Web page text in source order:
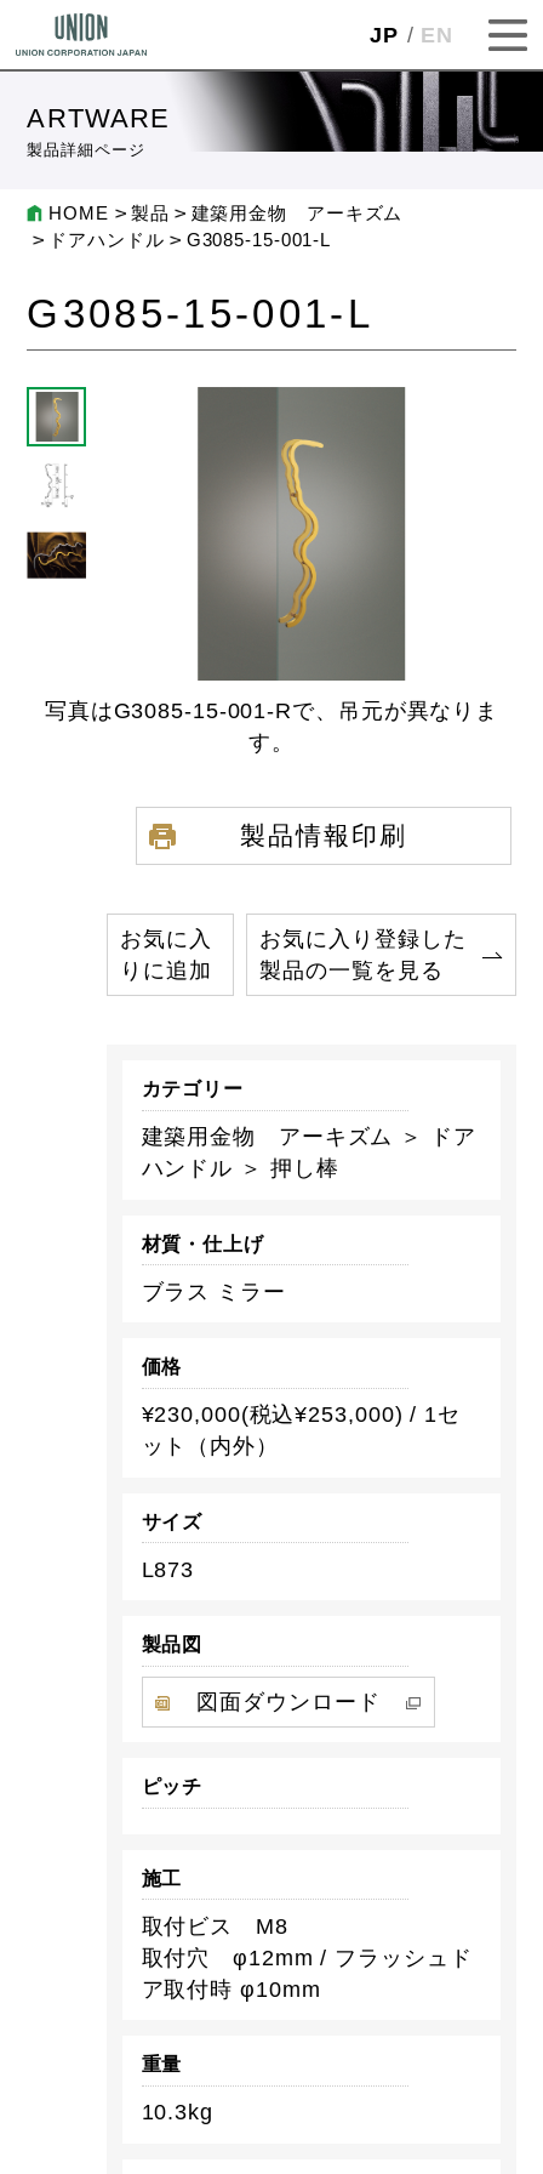
JP EN
ARTWARE
製品詳細ページ
HOME 製品
建築用金物 アーキズム
ドアハンドル
G3085-15-001-L
G3085-15-001-L
写真はG3085-15-001-Rで、吊元が異なりま
す。
製品情報印刷
お気に入
りに追加
お気に入り登録した
製品の一覧を見る
カテゴリー
建築用金物 アーキズム ＞ ドア
ハンドル ＞ 押し棒
材質・仕上げ
ブラス ミラー
価格
¥230,000(税込¥253,000) / 1セ
ット（内外）
サイズ
L873
製品図
図面ダウンロード
ピッチ
施工
取付ビス M8
取付穴 φ12mm / フラッシュド
ア取付時 φ10mm
重量
10.3kg